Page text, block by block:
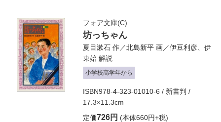
フォア文庫(C)
坊っちゃん
夏目漱石 作／北島新平 画／伊豆利彦、伊
東始 解説
小学校高学年から
ISBN978-4-323-01010-6 / 新書判 /
17.3×11.3cm
定価726円 (本体660円+税)